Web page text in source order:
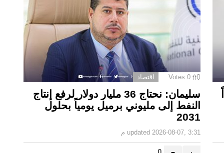
0
Votes اقتصاد
سليمان: نحتاج 36 مليار دولار لرفع إنتاج
النفط إلى مليوني برميل يومياً بحلول
2031
updated 2026-08-07, 3:31 م